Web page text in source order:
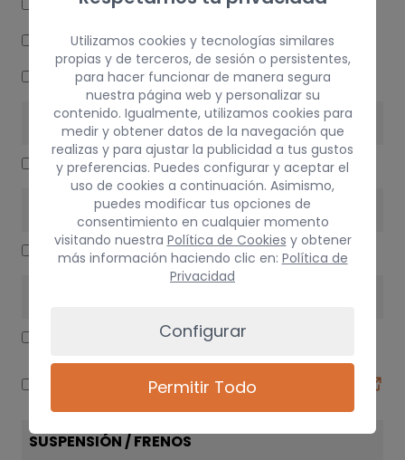
ANILLO AIRBAG
INTERIOR
GUANTERA
ALUMBRADO
FARO DERECHO
COMPRESOR AIRE ACONDICIONADO
CONDENSADOR / RADIADOR AIRE
ACONDICIONADO
SUSPENSIÓN / FRENOS
Utilizamos cookies y tecnologías similares
propias y de terceros, de sesión o persistentes,
para hacer funcionar de manera segura
nuestra página web y personalizar su
contenido. Igualmente, utilizamos cookies para
medir y obtener datos de la navegación que
realizas y para ajustar la publicidad a tus gustos
y preferencias. Puedes configurar y aceptar el
uso de cookies a continuación. Asimismo,
puedes modificar tus opciones de
consentimiento en cualquier momento
visitando nuestra Política de Cookies y obtener
más información haciendo clic en: Política de
Privacidad
Configurar
Permitir Todo